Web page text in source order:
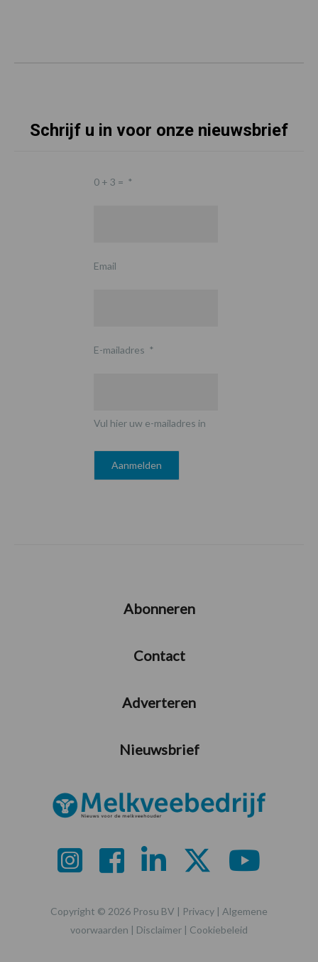
Schrijf u in voor onze nieuwsbrief
0 + 3 = *
Email
E-mailadres *
Vul hier uw e-mailadres in
Abonneren
Contact
Adverteren
Nieuwsbrief
Copyright © 2026 Prosu BV | Privacy | Algemene
voorwaarden | Disclaimer | Cookiebeleid